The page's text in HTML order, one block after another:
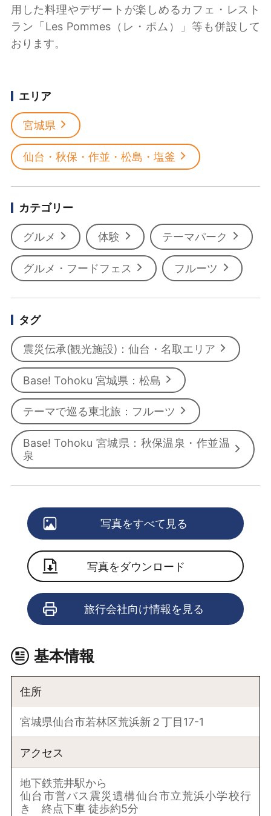
用した料理やデザートが楽しめるカフェ・レスト
ラン「Les Pommes（レ・ポム）」等も併設して
おります。
エリア
宮城県
仙台・秋保・作並・松島・塩釜
カテゴリー
グルメ 体験 テーマパーク
グルメ・フードフェス フルーツ
タグ
震災伝承(観光施設)：仙台・名取エリア
Base! Tohoku 宮城県：松島
テーマで巡る東北旅：フルーツ
Base! Tohoku 宮城県：秋保温泉・作並温
泉
写真をすべて見る
写真をダウンロード
旅行会社向け情報を見る
基本情報
住所
宮城県仙台市若林区荒浜新２丁目17-1
アクセス
地下鉄荒井駅から
仙台市営バス震災遺構仙台市立荒浜小学校行
き 終点下車 徒歩約5分